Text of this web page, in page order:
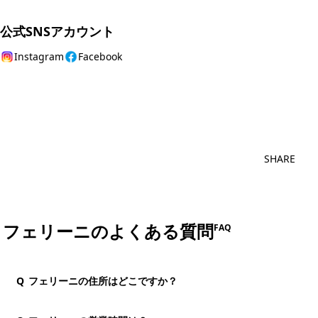
公式SNSアカウント
Instagram Facebook
SHARE
フェリーニのよくある質問FAQ
Q フェリーニの住所はどこですか？